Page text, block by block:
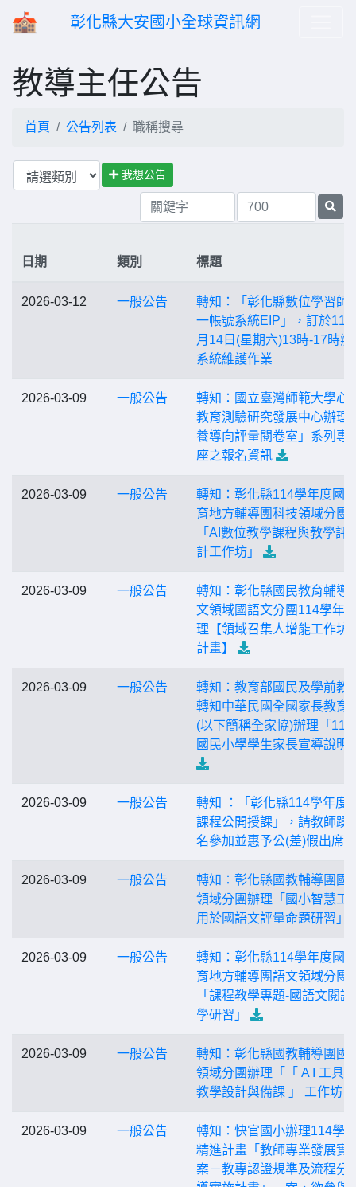
彰化縣大安國小全球資訊網
教導主任公告
首頁 公告列表 職稱搜尋
我想公告
日期 類別 標題
2026-03-12 一般公告
轉知：「彰化縣數位學習師
一帳號系統EIP」，訂於115
月14日(星期六)13時-17時辦
系統維護作業
2026-03-09 一般公告
轉知：國立臺灣師範大學心
教育測驗研究發展中心辦理
養導向評量閱卷室」系列專
座之報名資訊
2026-03-09 一般公告
轉知：彰化縣114學年度國
育地方輔導團科技領域分團
「AI數位教學課程與教學評
計工作坊」
2026-03-09 一般公告
轉知：彰化縣國民教育輔導
文領域國語文分團114學年
理【領域召集人增能工作坊
計畫】
2026-03-09 一般公告
轉知：教育部國民及學前教
轉知中華民國全國家長教育
(以下簡稱全家協)辦理「115
國民小學學生家長宣導說明
2026-03-09 一般公告
轉知 ：「彰化縣114學年度
課程公開授課」，請教師踴
名參加並惠予公(差)假出席
2026-03-09 一般公告
轉知：彰化縣國教輔導團國
領域分團辦理「國小智慧工
用於國語文評量命題研習」
2026-03-09 一般公告
轉知：彰化縣114學年度國
育地方輔導團語文領域分團
「課程教學專題-國語文閱讀
學研習」
2026-03-09 一般公告
轉知：彰化縣國教輔導團國
領域分團辦理「「 A I 工具
教學設計與備課 」 工作坊
2026-03-09 一般公告
轉知：快官國小辦理114學
精進計畫「教師專業發展實
案－教專認證規準及流程分